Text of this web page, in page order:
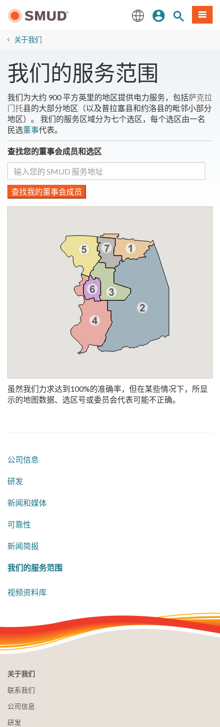
登录网站搜索
項目
关于我们
我们的服务范围
我们为大约 900 平方英里的地区提供电力服务，包括萨克拉
门托县的大部分地区（以及普拉塞县和约洛县的毗邻小部分
地区）。 我们的服务区域分为七个选区，每个选区由一名
民选董事代表。
查找您的董事会成员和选区
查找我的董事会成员
虽然我们力求达到100%的准确率，但在某些情况下，所显
示的地图数据、选区号或委员会代表可能不正确。
公司信息
研发
新闻和媒体
可靠性
新闻简报
我们的服务范围
视频资料库
关于我们
联系我们
公司信息
研发